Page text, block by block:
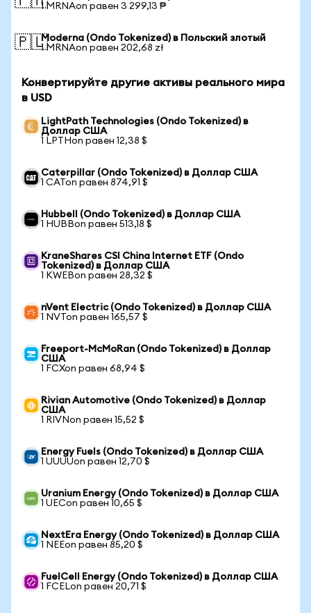
1 MRNAon равен 3 299,13 ₱
🇵🇱Moderna (Ondo Tokenized) в Польский злотый
1 MRNAon равен 202,68 zł
Конвертируйте другие активы реального мира
в USD
LightPath Technologies (Ondo Tokenized) в
Доллар США
1 LPTHon равен 12,38 $
Caterpillar (Ondo Tokenized) в Доллар США
1 CATon равен 874,91 $
Hubbell (Ondo Tokenized) в Доллар США
1 HUBBon равен 513,18 $
KraneShares CSI China Internet ETF (Ondo
Tokenized) в Доллар США
1 KWEBon равен 28,32 $
nVent Electric (Ondo Tokenized) в Доллар США
1 NVTon равен 165,57 $
Freeport-McMoRan (Ondo Tokenized) в Доллар
США
1 FCXon равен 68,94 $
Rivian Automotive (Ondo Tokenized) в Доллар
США
1 RIVNon равен 15,52 $
Energy Fuels (Ondo Tokenized) в Доллар США
1 UUUUon равен 12,70 $
Uranium Energy (Ondo Tokenized) в Доллар США
1 UECon равен 10,65 $
NextEra Energy (Ondo Tokenized) в Доллар США
1 NEEon равен 85,20 $
FuelCell Energy (Ondo Tokenized) в Доллар США
1 FCELon равен 20,71 $